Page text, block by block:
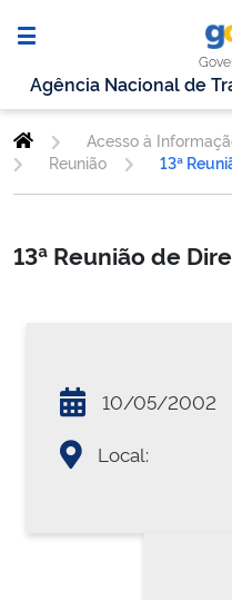
Agência Nacional de
Acesso à
Reunião
13ª
13ª Reunião de
10/05/2002
Local: